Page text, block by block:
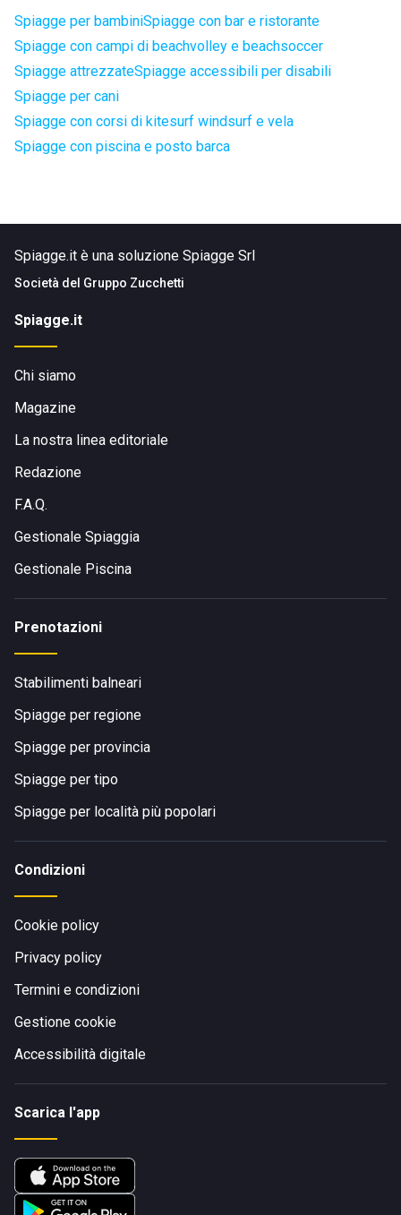
Spiagge per bambiniSpiagge con bar e ristorante
Spiagge con campi di beachvolley e beachsoccer
Spiagge attrezzateSpiagge accessibili per disabili
Spiagge per cani
Spiagge con corsi di kitesurf windsurf e vela
Spiagge con piscina e posto barca
Spiagge.it è una soluzione Spiagge Srl
Società del Gruppo Zucchetti
Spiagge.it
Chi siamo
Magazine
La nostra linea editoriale
Redazione
F.A.Q.
Gestionale Spiaggia
Gestionale Piscina
Prenotazioni
Stabilimenti balneari
Spiagge per regione
Spiagge per provincia
Spiagge per tipo
Spiagge per località più popolari
Condizioni
Cookie policy
Privacy policy
Termini e condizioni
Gestione cookie
Accessibilità digitale
Scarica l'app